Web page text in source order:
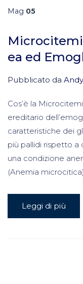
Mag 05
ea ed
Pubblicato da Andy
Cos’è la
ereditario
caratteristiche dei
più pallidi rispetto a
una condizione
(Anemia
Leggi di più